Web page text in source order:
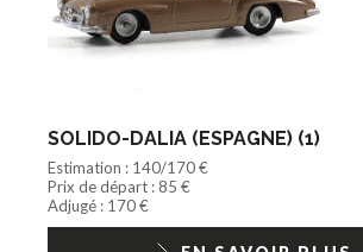
SOLIDO-DALIA (ESPAGNE) (1)
Estimation : 140/170 €
Prix de départ : 85 €
Adjugé : 170 €